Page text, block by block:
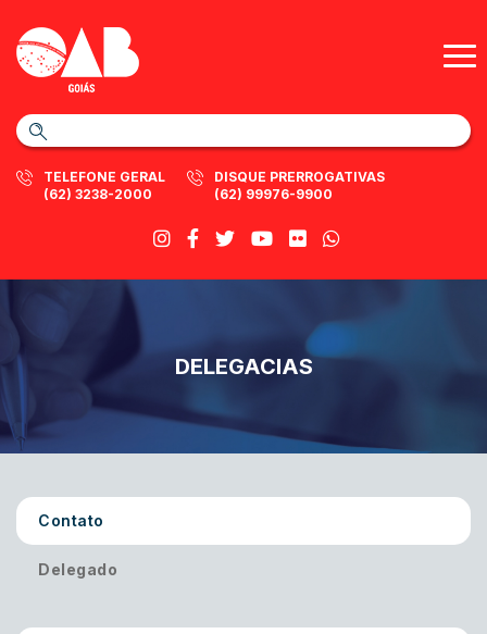
TELEFONE GERAL
(62) 3238-2000
DISQUE PRERROGATIVAS
(62) 99976-9900
DELEGACIAS
Contato
Delegado